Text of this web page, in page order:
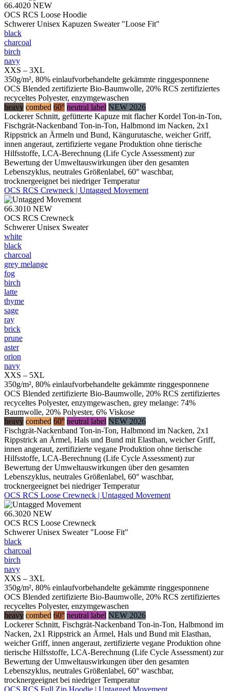
66.4020 NEW
OCS RCS Loose Hoodie
Schwerer Unisex Kapuzen Sweater "Loose Fit"
black
charcoal
birch
navy
XXS – 3XL
350g/m², 80% einlaufvorbehandelte gekämmte ringgesponnene
OCS Blended zertifizierte Bio-Baumwolle, 20% RCS zertifiziertes
recyceltes Polyester, enzymgewaschen
heavy combed 60° neutral label NEW 2026
Lockerer Schnitt, gefütterte Kapuze mit flacher Kordel Ton-in-Ton,
Fischgrät-Nackenband Ton-in-Ton, Halbmond im Nacken, 2x1
Rippstrick an Ärmeln und Bund, Kängurutasche, weicher Griff,
innen angeraut, zertifizierte vegane Produktion ohne tierische
Hilfsstoffe, LCA-Berechnung (Life Cycle Assessment) zur
Bewertung der Umweltauswirkungen über den gesamten
Lebenszyklus, neutrales Größenlabel, 60° waschbar,
trocknergeeignet bei niedriger Temperatur
OCS RCS Crewneck | Untagged Movement
66.3010 NEW
OCS RCS Crewneck
Schwerer Unisex Sweater
white
black
charcoal
grey melange
fog
birch
latte
thyme
sage
ray
brick
prune
aster
orion
navy
XXS – 5XL
350g/m², 80% einlaufvorbehandelte gekämmte ringgesponnene
OCS Blended zertifizierte Bio-Baumwolle, 20% RCS zertifiziertes
recyceltes Polyester, enzymgewaschen, grey melange: 74%
Baumwolle, 20% Polyester, 6% Viskose
heavy combed 60° neutral label NEW 2026
Fischgrät-Nackenband Ton-in-Ton, Halbmond im Nacken, 2x1
Rippstrick an Ärmel, Hals und Bund mit Elasthan, weicher Griff,
innen angeraut, zertifizierte vegane Produktion ohne tierische
Hilfsstoffe, LCA-Berechnung (Life Cycle Assessment) zur
Bewertung der Umweltauswirkungen über den gesamten
Lebenszyklus, neutrales Größenlabel, 60° waschbar,
trocknergeeignet bei niedriger Temperatur
OCS RCS Loose Crewneck | Untagged Movement
66.3020 NEW
OCS RCS Loose Crewneck
Schwerer Unisex Sweater "Loose Fit"
black
charcoal
birch
navy
XXS – 3XL
350g/m², 80% einlaufvorbehandelte gekämmte ringgesponnene
OCS Blended zertifizierte Bio-Baumwolle, 20% RCS zertifiziertes
recyceltes Polyester, enzymgewaschen
heavy combed 60° neutral label NEW 2026
Lockerer Schnitt, Fischgrät-Nackenband Ton-in-Ton, Halbmond im
Nacken, 2x1 Rippstrick an Ärmel, Hals und Bund mit Elasthan,
weicher Griff, innen angeraut, zertifizierte vegane Produktion ohne
tierische Hilfsstoffe, LCA-Berechnung (Life Cycle Assessment) zur
Bewertung der Umweltauswirkungen über den gesamten
Lebenszyklus, neutrales Größenlabel, 60° waschbar,
trocknergeeignet bei niedriger Temperatur
OCS RCS Full Zip Hoodie | Untagged Movement